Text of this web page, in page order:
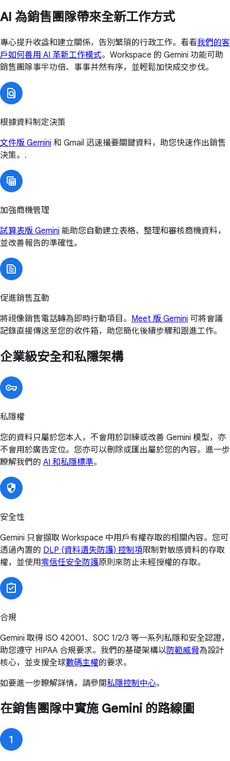
AI 為銷售團隊帶來全新工作方式
專心提升收益和建立關係，告別繁瑣的行政工作。看看我們的客
戶如何善用 AI 革新工作模式。Workspace 的 Gemini 功能可助
銷售團隊事半功倍、事事井然有序，並輕鬆加快成交步伐。
根據資料制定決策
文件版 Gemini 和 Gmail 迅速撮要關鍵資料，助您快速作出銷售
決策。.
加強商機管理
試算表版 Gemini 能助您自動建立表格、整理和審核商機資料，
並改善報告的準確性。
促進銷售互動
將視像銷售電話轉為即時行動項目。 Meet 版 Gemini 可將會議
記錄直接傳送至您的收件箱，助您簡化後續步驟和跟進工作。
企業級安全和私隱架構
私隱權
您的資料只屬於您本人，不會用於訓練或改善 Gemini 模型，亦
不會用於廣告定位。您亦可以刪除或匯出屬於您的內容。進一步
瞭解我們的 AI 和私隱標準。
安全性
Gemini 只會擷取 Workspace 中用戶有權存取的相關內容。您可
透過內置的 DLP (資料遺失防護) 控制項限制對敏感資料的存取
權，並使用零信任安全防護原則來防止未經授權的存取。
合規
Gemini 取得 ISO 42001、SOC 1/2/3 等一系列私隱和安全認證，
助您遵守 HIPAA 合規要求。我們的基礎架構以防範威脅為設計
核心，並支援全球數碼主權的要求。
如要進一步瞭解詳情，請參閱私隱控制中心。
在銷售團隊中實施 Gemini 的路線圖